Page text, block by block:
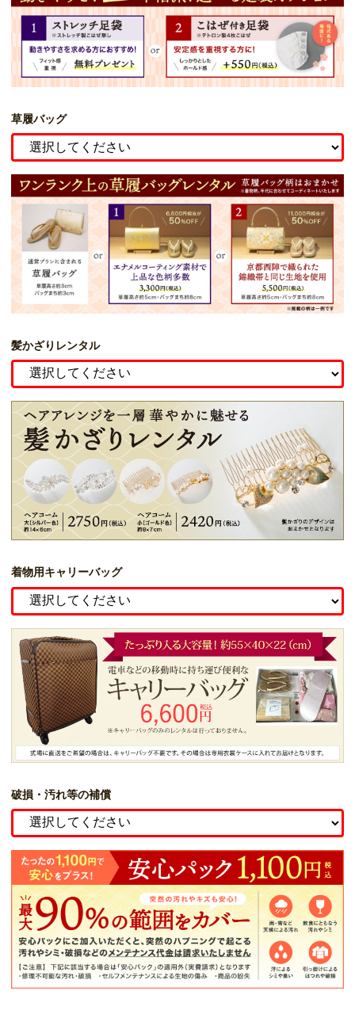
草履バッグ
髪かざりレンタル
着物用キャリーバッグ
破損・汚れ等の補償